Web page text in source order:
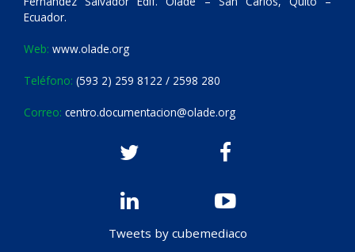
Ecuador.
Web: www.olade.org
Teléfono: (593 2) 259 8122 / 2598 280
Correo: centro.documentacion@olade.org
Tweets by cubemediaco